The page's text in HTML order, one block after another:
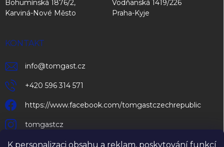
K personalizaci obsahu a reklam, poskytování funkcí
Bohumínská 1876/2,
Karviná-Nové Město
Vodňanská 1419/226
Praha-Kyje
KONTAKT
info@tomgast.cz
+420 596 314 571
https://www.facebook.com/tomgastczechrepublic
tomgastcz